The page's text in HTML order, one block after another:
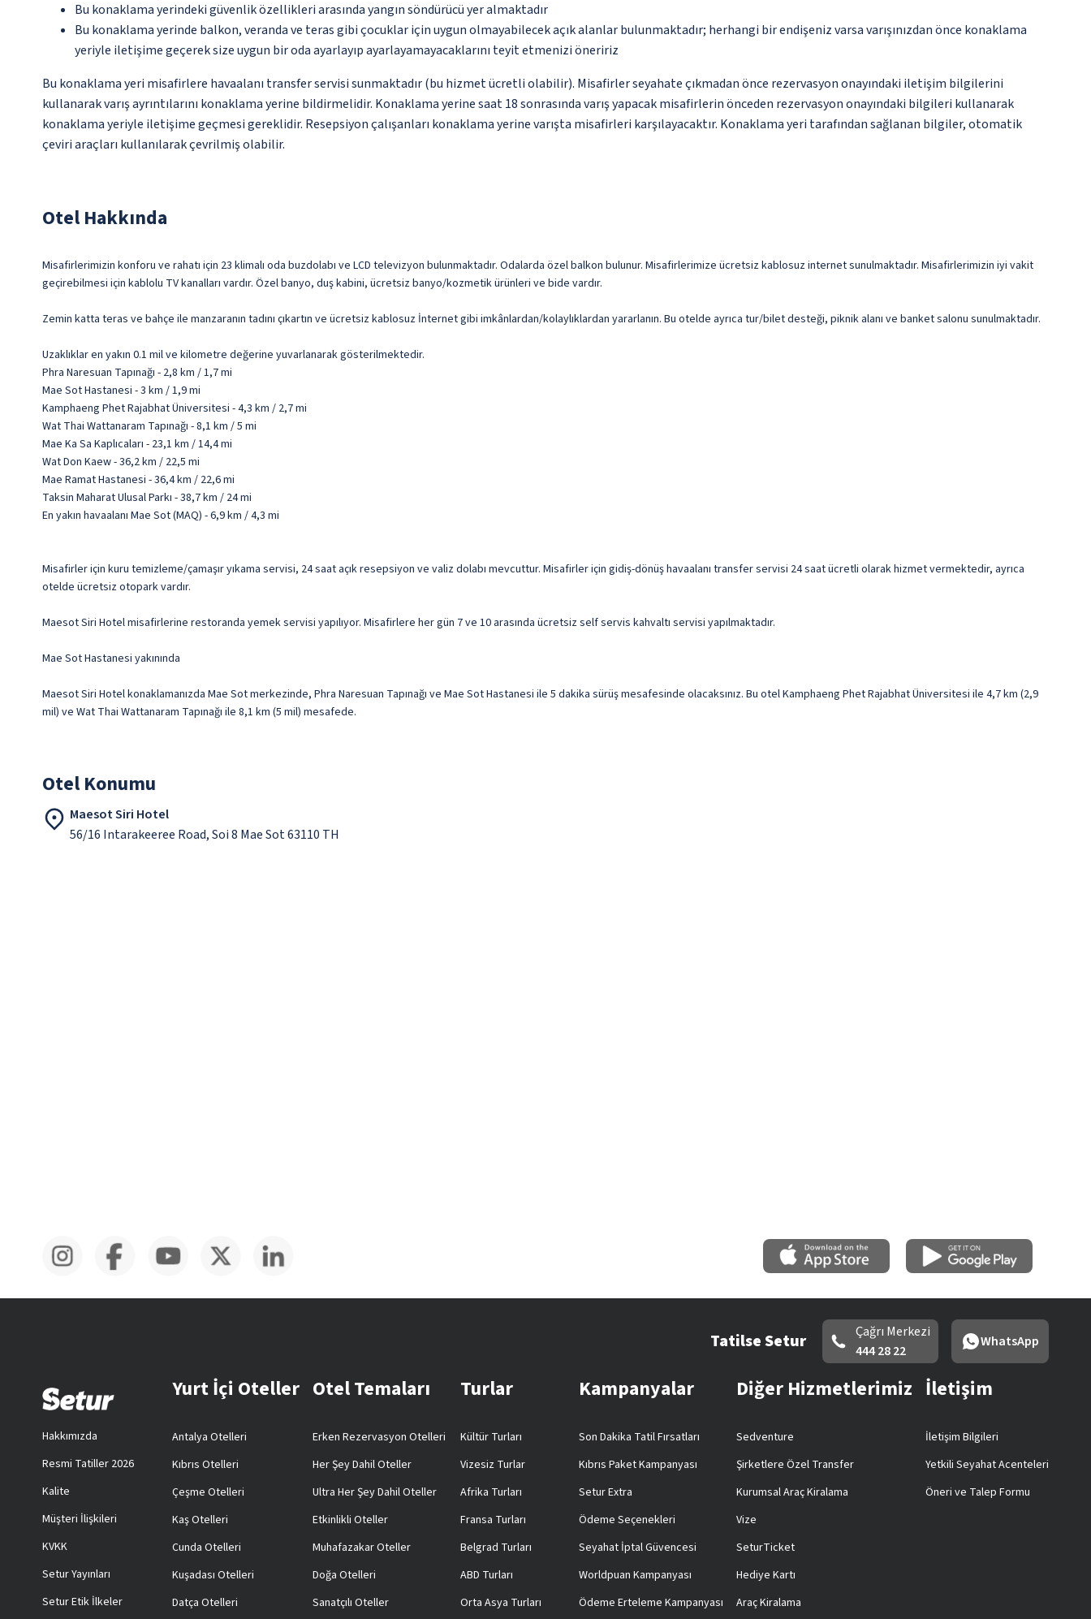
Bu konaklama yerindeki güvenlik özellikleri arasında yangın söndürücü yer almaktadır
Bu konaklama yerinde balkon, veranda ve teras gibi çocuklar için uygun olmayabilecek açık alanlar bulunmaktadır; herhangi bir endişeniz varsa varışınızdan önce konaklama
yeriyle iletişime geçerek size uygun bir oda ayarlayıp ayarlayamayacaklarını teyit etmenizi öneririz
Bu konaklama yeri misafirlere havaalanı transfer servisi sunmaktadır (bu hizmet ücretli olabilir). Misafirler seyahate çıkmadan önce rezervasyon onayındaki iletişim bilgilerini
kullanarak varış ayrıntılarını konaklama yerine bildirmelidir. Konaklama yerine saat 18 sonrasında varış yapacak misafirlerin önceden rezervasyon onayındaki bilgileri kullanarak
konaklama yeriyle iletişime geçmesi gereklidir. Resepsiyon çalışanları konaklama yerine varışta misafirleri karşılayacaktır. Konaklama yeri tarafından sağlanan bilgiler, otomatik
çeviri araçları kullanılarak çevrilmiş olabilir.
Otel Hakkında
Misafirlerimizin konforu ve rahatı için 23 klimalı oda buzdolabı ve LCD televizyon bulunmaktadır. Odalarda özel balkon bulunur. Misafirlerimize ücretsiz kablosuz internet sunulmaktadır. Misafirlerimizin iyi vakit
geçirebilmesi için kablolu TV kanalları vardır. Özel banyo, duş kabini, ücretsiz banyo/kozmetik ürünleri ve bide vardır.
Zemin katta teras ve bahçe ile manzaranın tadını çıkartın ve ücretsiz kablosuz İnternet gibi imkânlardan/kolaylıklardan yararlanın. Bu otelde ayrıca tur/bilet desteği, piknik alanı ve banket salonu sunulmaktadır.
Uzaklıklar en yakın 0.1 mil ve kilometre değerine yuvarlanarak gösterilmektedir.
Phra Naresuan Tapınağı - 2,8 km / 1,7 mi
Mae Sot Hastanesi - 3 km / 1,9 mi
Kamphaeng Phet Rajabhat Üniversitesi - 4,3 km / 2,7 mi
Wat Thai Wattanaram Tapınağı - 8,1 km / 5 mi
Mae Ka Sa Kaplıcaları - 23,1 km / 14,4 mi
Wat Don Kaew - 36,2 km / 22,5 mi
Mae Ramat Hastanesi - 36,4 km / 22,6 mi
Taksin Maharat Ulusal Parkı - 38,7 km / 24 mi
En yakın havaalanı Mae Sot (MAQ) - 6,9 km / 4,3 mi
Misafirler için kuru temizleme/çamaşır yıkama servisi, 24 saat açık resepsiyon ve valiz dolabı mevcuttur. Misafirler için gidiş-dönüş havaalanı transfer servisi 24 saat ücretli olarak hizmet vermektedir, ayrıca
otelde ücretsiz otopark vardır.
Maesot Siri Hotel misafirlerine restoranda yemek servisi yapılıyor. Misafirlere her gün 7 ve 10 arasında ücretsiz self servis kahvaltı servisi yapılmaktadır.
Mae Sot Hastanesi yakınında
Maesot Siri Hotel konaklamanızda Mae Sot merkezinde, Phra Naresuan Tapınağı ve Mae Sot Hastanesi ile 5 dakika sürüş mesafesinde olacaksınız. Bu otel Kamphaeng Phet Rajabhat Üniversitesi ile 4,7 km (2,9
mil) ve Wat Thai Wattanaram Tapınağı ile 8,1 km (5 mil) mesafede.
Otel Konumu
Maesot Siri Hotel
56/16 Intarakeeree Road, Soi 8 Mae Sot 63110 TH
Tatilse Setur
Çağrı Merkezi
444 28 22
WhatsApp
Hakkımızda
Resmi Tatiller 2026
Kalite
Müşteri İlişkileri
KVKK
Setur Yayınları
Setur Etik İlkeler
Yurt İçi Oteller
Antalya Otelleri
Kıbrıs Otelleri
Çeşme Otelleri
Kaş Otelleri
Cunda Otelleri
Kuşadası Otelleri
Datça Otelleri
Otel Temaları
Erken Rezervasyon Otelleri
Her Şey Dahil Oteller
Ultra Her Şey Dahil Oteller
Etkinlikli Oteller
Muhafazakar Oteller
Doğa Otelleri
Sanatçılı Oteller
Turlar
Kültür Turları
Vizesiz Turlar
Afrika Turları
Fransa Turları
Belgrad Turları
ABD Turları
Orta Asya Turları
Kampanyalar
Son Dakika Tatil Fırsatları
Kıbrıs Paket Kampanyası
Setur Extra
Ödeme Seçenekleri
Seyahat İptal Güvencesi
Worldpuan Kampanyası
Ödeme Erteleme Kampanyası
Diğer Hizmetlerimiz
Sedventure
Şirketlere Özel Transfer
Kurumsal Araç Kiralama
Vize
SeturTicket
Hediye Kartı
Araç Kiralama
İletişim
İletişim Bilgileri
Yetkili Seyahat Acenteleri
Öneri ve Talep Formu